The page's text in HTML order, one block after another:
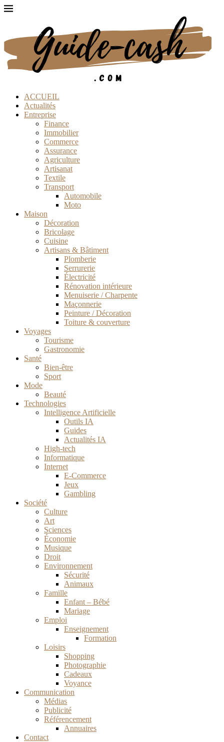
ACCUEIL
Actualités
Entreprise
Finance
Immobilier
Commerce
Assurance
Agriculture
Artisanat
Textile
Transport
Automobile
Moto
Maison
Décoration
Bricolage
Cuisine
Artisans & Bâtiment
Plomberie
Serrurerie
Électricité
Rénovation intérieure
Menuiserie / Charpente
Maçonnerie
Peinture / Décoration
Toiture & couverture
Voyages
Tourisme
Gastronomie
Santé
Bien-être
Sport
Mode
Beauté
Technologies
Intelligence Artificielle
Outils IA
Guides
Actualités IA
High-tech
Informatique
Internet
E-Commerce
Jeux
Gambling
Société
Culture
Art
Sciences
Économie
Musique
Droit
Environnement
Sécurité
Animaux
Famille
Enfant – Bébé
Mariage
Emploi
Enseignement
Formation
Loisirs
Shopping
Photographie
Cadeaux
Voyance
Communication
Médias
Publicité
Référencement
Annuaires
Contact